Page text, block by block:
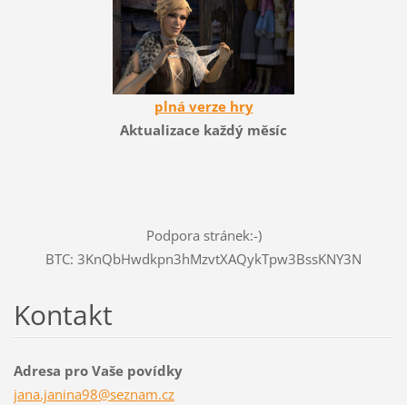
plná verze hry
Aktualizace každý měsíc
Podpora stránek:-)
BTC: 3KnQbHwdkpn3hMzvtXAQykTpw3BssKNY3N
Kontakt
Adresa pro Vaše povídky
jana.janina98@seznam.cz